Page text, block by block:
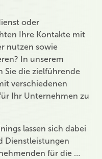
oder
Ihre Kontakte mit
nutzen sowie
In unserem
Sie die zielführende
verschiedenen
Ihr Unternehmen zu
lassen sich dabei
Dienstleistungen
für die …